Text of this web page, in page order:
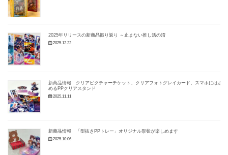
2025年リリースの新商品振り返り ～止まない推し活の沼
2025.12.22
新商品情報 クリアピクチャーチケット、クリアフォトグレイカード、スマホにはさ
めるPPクリアスタンド
2025.11.11
新商品情報 「型抜きPPトレー」オリジナル形状が楽しめます
2025.10.06